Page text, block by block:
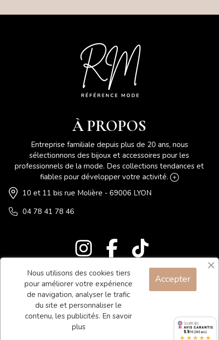
À PROPOS
Entreprise familiale depuis plus de 20 ans, nous
sélectionnons des bijoux et accessoires pour les
professionnels de la mode. Des collections tendances et
fiables pour développer votre activité.
10 et 11 bis rue Molière - 69006 LYON
04 78 41 78 46
Blog
Contact
Conditions générales de vente
Mentions légales
Nous utilisons des cookies tiers
pour améliorer votre expérience
de navigation, analyser le trafic
du site et personnaliser le
contenu, les publicités. En savoir
plus
Accepter
9.9/10 (340 avis)
★★★★★